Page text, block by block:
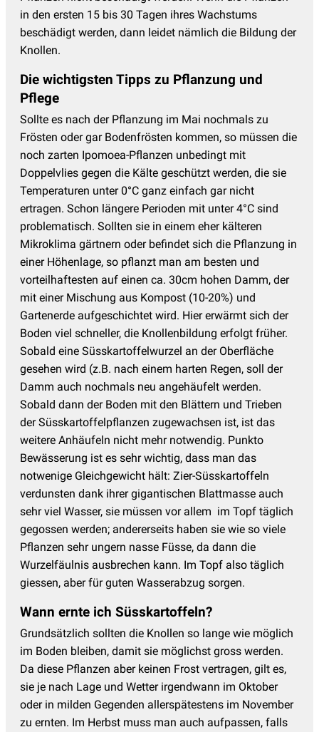
in den ersten 15 bis 30 Tagen ihres Wachstums
beschädigt werden, dann leidet nämlich die Bildung der
Knollen.
Die wichtigsten Tipps zu Pflanzung und
Pflege
Sollte es nach der Pflanzung im Mai nochmals zu
Frösten oder gar Bodenfrösten kommen, so müssen die
noch zarten Ipomoea-Pflanzen unbedingt mit
Doppelvlies gegen die Kälte geschützt werden, die sie
Temperaturen unter 0°C ganz einfach gar nicht
ertragen. Schon längere Perioden mit unter 4°C sind
problematisch. Sollten sie in einem eher kälteren
Mikroklima gärtnern oder befindet sich die Pflanzung in
einer Höhenlage, so pflanzt man am besten und
vorteilhaftesten auf einen ca. 30cm hohen Damm, der
mit einer Mischung aus Kompost (10-20%) und
Gartenerde aufgeschichtet wird. Hier erwärmt sich der
Boden viel schneller, die Knollenbildung erfolgt früher.
Sobald eine Süsskartoffelwurzel an der Oberfläche
gesehen wird (z.B. nach einem harten Regen, soll der
Damm auch nochmals neu angehäufelt werden.
Sobald dann der Boden mit den Blättern und Trieben
der Süsskartoffelpflanzen zugewachsen ist, ist das
weitere Anhäufeln nicht mehr notwendig. Punkto
Bewässerung ist es sehr wichtig, dass man das
notwenige Gleichgewicht hält: Zier-Süsskartoffeln
verdunsten dank ihrer gigantischen Blattmasse auch
sehr viel Wasser, sie müssen vor allem im Topf täglich
gegossen werden; andererseits haben sie wie so viele
Pflanzen sehr ungern nasse Füsse, da dann die
Wurzelfäulnis ausbrechen kann. Im Topf also täglich
giessen, aber für guten Wasserabzug sorgen.
Wann ernte ich Süsskartoffeln?
Grundsätzlich sollten die Knollen so lange wie möglich
im Boden bleiben, damit sie möglichst gross werden.
Da diese Pflanzen aber keinen Frost vertragen, gilt es,
sie je nach Lage und Wetter irgendwann im Oktober
oder in milden Gegenden allerspätestens im November
zu ernten. Im Herbst muss man auch aufpassen, falls